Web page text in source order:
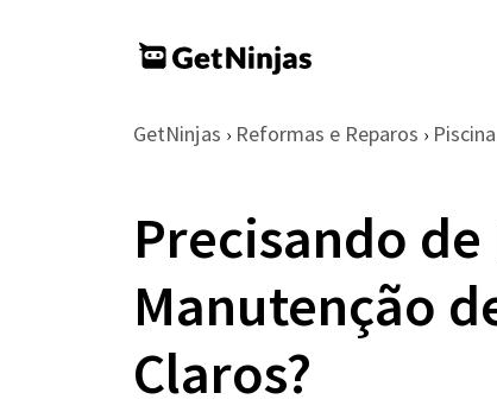
GetNinjas › Reformas e Reparos › Piscina
Precisando
Manutenção
Claros?